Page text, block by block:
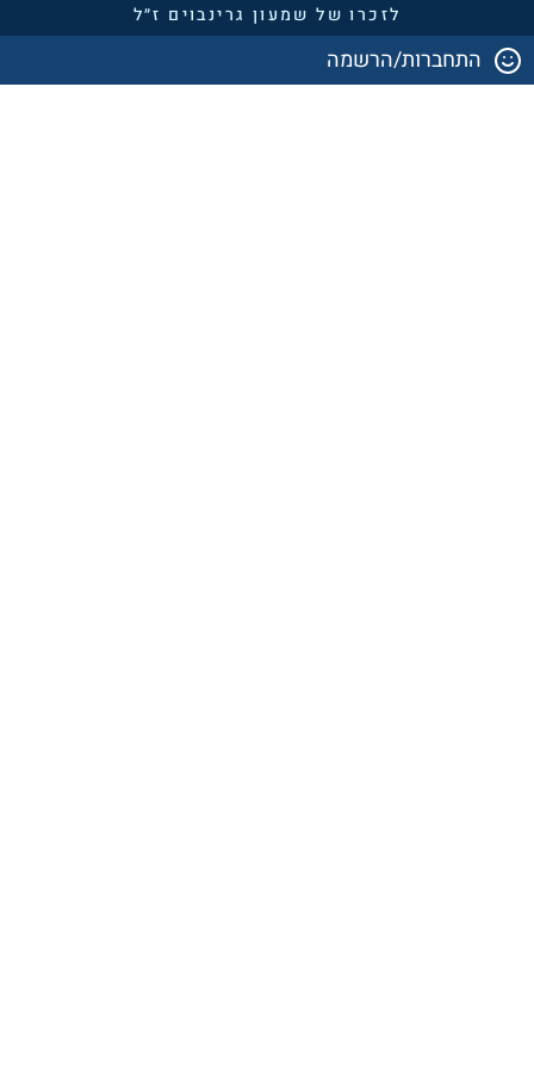
לזכרו של שמעון גרינבוים ז״ל
התחברות/הרשמה